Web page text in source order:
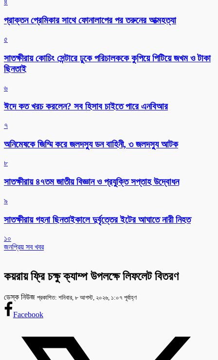
প্রাক্তন প্রেমিকার সাথে ফোনালাপের পর তরুনের আত্মহত্যা
৫
সাতক্ষীরায় কোচিং সেন্টারে ঢুকে পরিচালককে কুপিয়ে পিটিয়ে জখম ও টাকা
ছিনতাই
৬
ঈদে কত খরচ করলেন? সব হিসাব চাইতে পারে এনবিআর
৭
অনিমেষকে জিম্মি করে জলদস্যু ডন বাহিনী, ৩ জলদস্যু আটক
৮
সাতক্ষীরায় ৪৭তম জাতীয় বিজ্ঞান ও প্রযুক্তি সপ্তাহ উদ্বোধন
৯
সাতক্ষীরায় গহনা ছিনতাইকালে দুর্বৃত্তের ইটের আঘাতে নারী নিহত
১০
জনপ্রিয় সব খবর
কয়রায় ফ্রি চক্ষু ক্যাম্প উপলক্ষে লিফলেট বিতরণ
ডেস্ক নিউজ প্রকাশিত: শনিবার, ৮ আগস্ট, ২০২৬, ১:০৭ পূর্বাহ্ণ
Facebook